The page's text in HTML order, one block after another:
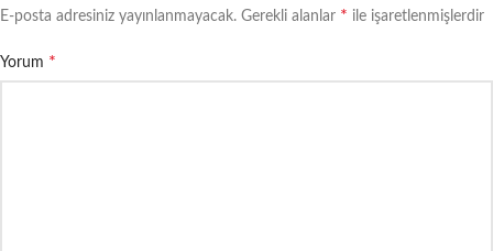
E-posta adresiniz yayınlanmayacak. Gerekli alanlar * ile işaretlenmişlerdir
Yorum *